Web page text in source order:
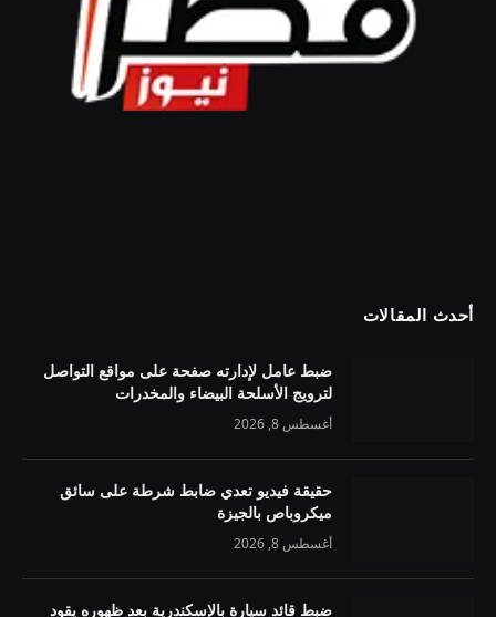
أحدث المقالات
ضبط عامل لإدارته صفحة على مواقع التواصل
لترويج الأسلحة البيضاء والمخدرات
أغسطس 8, 2026
حقيقة فيديو تعدي ضابط شرطة على سائق
ميكروباص بالجيزة
أغسطس 8, 2026
ضبط قائد سيارة بالإسكندرية بعد ظهوره يقود